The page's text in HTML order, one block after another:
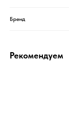
Бренд
Рекомендуем